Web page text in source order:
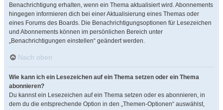
Benachrichtigung erhalten, wenn ein Thema aktualisiert wird. Abonnements
hingegen informieren dich bei einer Aktualisierung eines Themas oder
eines Forums des Boards. Die Benachrichtigungsoptionen für Lesezeichen
und Abonnements können im persönlichen Bereich unter
„Benachrichtigungen einstellen“ geändert werden.
Nach oben
Wie kann ich ein Lesezeichen auf ein Thema setzen oder ein Thema
abonnieren?
Du kannst ein Lesezeichen auf ein Thema setzen oder es abonnieren, in
dem du die entsprechende Option in den „Themen-Optionen“ auswählst,